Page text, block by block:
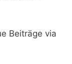
Beiträge via